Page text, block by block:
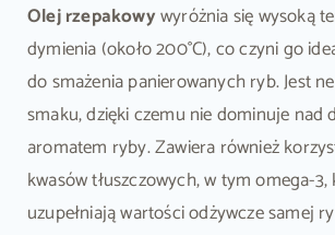
Olej rzepakowywyróżnia się wysoką
dymienia (około 200°C), co czyni go
do smażenia panierowanych ryb. Jest
smaku, dzięki czemu nie dominuje nad
aromatem ryby. Zawiera również
kwasów tłuszczowych, w tym omega-
uzupełniają wartości odżywcze samej